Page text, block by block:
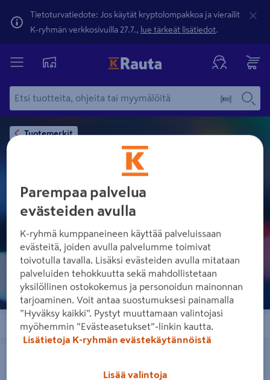
Tietoturvatiedote: Jos käytät kryptolompakkoa ja vierailit
K-ryhmän verkkosivuilla 27.7., lue tärkeät lisätiedot.
Tuotemerkit
HIKMICRO
Järjestä Suodattimet
Parempaa palvelua
evästeiden avulla
K-ryhmä kumppaneineen käyttää palveluissaan
evästeitä, joiden avulla palvelumme toimivat
toivotulla tavalla. Lisäksi evästeiden avulla mitataan
palveluiden tehokkuutta sekä mahdollistetaan
yksilöllinen ostokokemus ja personoidun mainonnan
tarjoaminen. Voit antaa suostumuksesi painamalla
”Hyväksy kaikki”. Pystyt muuttamaan valintojasi
myöhemmin ”Evästeasetukset”-linkin kautta.
Lisätietoja K-ryhmän evästekäytännöistä
Lisää valintoja